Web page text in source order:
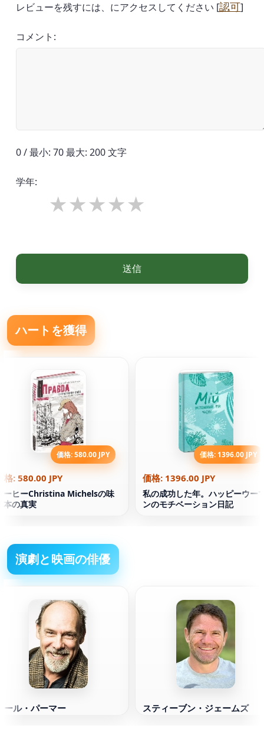
レビューを残すには、にアクセスしてください [認可]
コメント:
0 / 最小: 70 最大: 200 文字
学年:
送信
ハートを獲得
価格: 580.00 JPY
格: 580.00 JPY
ーヒーChristina Michelsの味
本の真実
価格: 1396.00 JPY
価格: 1396.00 JPY
私の成功した年。ハッピーウー
ンのモチベーション日記
演劇と映画の俳優
ール・パーマー スティーブン・ジェームズ